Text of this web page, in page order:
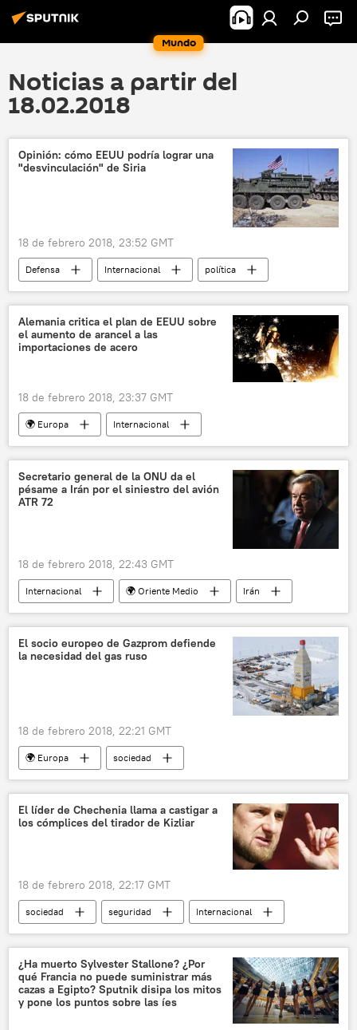
Mundo
Noticias a partir del
18.02.2018
Opinión: cómo EEUU podría lograr una
"desvinculación" de Siria
18 de febrero 2018, 23:52 GMT
Defensa Internacional
política
🌍 Oriente Medio
América del Norte
EEUU
Siria Turquía
Israel
Irán
Hizbulá
Rusia
Alemania critica el plan de EEUU sobre
el aumento de arancel a las
importaciones de acero
18 de febrero 2018, 23:37 GMT
🌍 Europa
Internacional
América del Norte
Economía
Alemania
EEUU
importación
acero
aranceles noticias
Secretario general de la ONU da el
pésame a Irán por el siniestro del avión
ATR 72
18 de febrero 2018, 22:43 GMT
Internacional 🌍 Oriente Medio
Irán
Antonio Guterres
ONU
ATR-72
siniestro
accidente aéreo noticias
El socio europeo de Gazprom defiende
la necesidad del gas ruso
18 de febrero 2018, 22:21 GMT
🌍 Europa
sociedad
medioambiente
Internacional
Rusia
Economía
Alemania
Gazprom
Wintershall
cambio climático
El líder de Chechenia llama a castigar a
los cómplices del tirador de Kizliar
18 de febrero 2018, 22:17 GMT
sociedad seguridad
Internacional
Rusia
Daguestán
Ramzán Kadírov
tiroteo
ISIS noticias
¿Ha muerto Sylvester Stallone? ¿Por
qué Francia no puede suministrar más
cazas a Egipto? Sputnik disipa los mitos
y pone los puntos sobre las íes